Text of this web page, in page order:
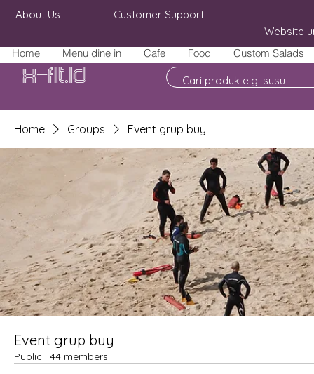
Home Menu dine in Cafe Food Custom Salads
About Us
Customer Support
Website
X-fit.id
Home Groups Event grup buy
Event grup buy
Public · 44 members